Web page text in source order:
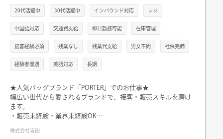
こだわり検索
20代活躍中 30代活躍中 インバウンド対応 レジ
中国語対応 交通費支給 即日勤務可能 在庫管理
接客経験必須 残業なし 残業代支給 男女不問 社保完備
経験者優遇 英語対応 長期
★人気バッグブランド「PORTER」でのお仕事★
幅広い世代から愛されるブランドで、接客・販売スキルを磨け
ます。
・販売未経験・業界未経験OK
レンジも歓迎します。
株式会社吉田